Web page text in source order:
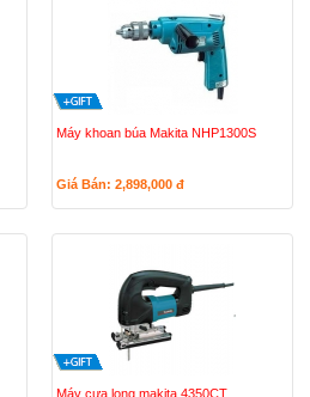
Máy khoan búa Makita NHP1300S
Giá Bán: 2,898,000 đ
Máy cưa lọng makita 4350CT